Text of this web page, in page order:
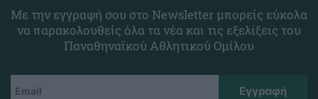
Με την εγγραφή σου στο Newsletter μπορείς εύκολα
να παρακολουθείς όλα τα νέα και τις εξελίξεις του
Παναθηναϊκού Αθλητικού Ομίλου